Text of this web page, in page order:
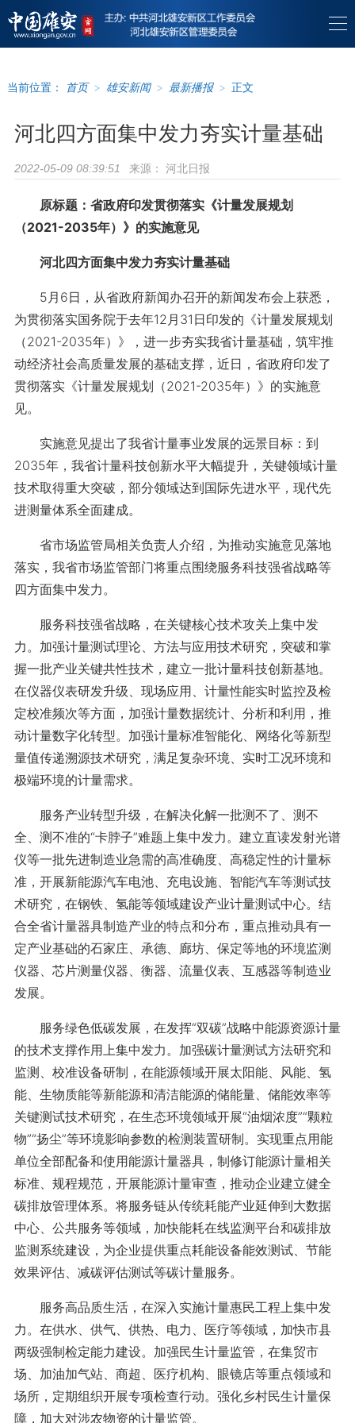
当前位置： 首页 > 雄安新闻 > 最新播报 > 正文
河北四方面集中发力夯实计量基础
2022-05-09 08:39:51 来源： 河北日报
原标题：省政府印发贯彻落实《计量发展规划
（2021-2035年）》的实施意见
河北四方面集中发力夯实计量基础
5月6日，从省政府新闻办召开的新闻发布会上获悉，
为贯彻落实国务院于去年12月31日印发的《计量发展规划
（2021-2035年）》，进一步夯实我省计量基础，筑牢推
动经济社会高质量发展的基础支撑，近日，省政府印发了
贯彻落实《计量发展规划（2021-2035年）》的实施意
见。
实施意见提出了我省计量事业发展的远景目标：到
2035年，我省计量科技创新水平大幅提升，关键领域计量
技术取得重大突破，部分领域达到国际先进水平，现代先
进测量体系全面建成。
省市场监管局相关负责人介绍，为推动实施意见落地
落实，我省市场监管部门将重点围绕服务科技强省战略等
四方面集中发力。
服务科技强省战略，在关键核心技术攻关上集中发
力。加强计量测试理论、方法与应用技术研究，突破和掌
握一批产业关键共性技术，建立一批计量科技创新基地。
在仪器仪表研发升级、现场应用、计量性能实时监控及检
定校准频次等方面，加强计量数据统计、分析和利用，推
动计量数字化转型。加强计量标准智能化、网络化等新型
量值传递溯源技术研究，满足复杂环境、实时工况环境和
极端环境的计量需求。
服务产业转型升级，在解决化解一批测不了、测不
全、测不准的“卡脖子”难题上集中发力。建立直读发射光谱
仪等一批先进制造业急需的高准确度、高稳定性的计量标
准，开展新能源汽车电池、充电设施、智能汽车等测试技
术研究，在钢铁、氢能等领域建设产业计量测试中心。结
合全省计量器具制造产业的特点和分布，重点推动具有一
定产业基础的石家庄、承德、廊坊、保定等地的环境监测
仪器、芯片测量仪器、衡器、流量仪表、互感器等制造业
发展。
服务绿色低碳发展，在发挥“双碳”战略中能源资源计量
的技术支撑作用上集中发力。加强碳计量测试方法研究和
监测、校准设备研制，在能源领域开展太阳能、风能、氢
能、生物质能等新能源和清洁能源的储能量、储能效率等
关键测试技术研究，在生态环境领域开展“油烟浓度”“颗粒
物”“扬尘”等环境影响参数的检测装置研制。实现重点用能
单位全部配备和使用能源计量器具，制修订能源计量相关
标准、规程规范，开展能源计量审查，推动企业建立健全
碳排放管理体系。将服务链从传统耗能产业延伸到大数据
中心、公共服务等领域，加快能耗在线监测平台和碳排放
监测系统建设，为企业提供重点耗能设备能效测试、节能
效果评估、减碳评估测试等碳计量服务。
服务高品质生活，在深入实施计量惠民工程上集中发
力。在供水、供气、供热、电力、医疗等领域，加快市县
两级强制检定能力建设。加强民生计量监管，在集贸市
场、加油加气站、商超、医疗机构、眼镜店等重点领域和
场所，定期组织开展专项检查行动。强化乡村民生计量保
障，加大对涉农物资的计量监管。